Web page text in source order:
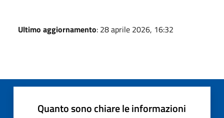
Ultimo aggiornamento: 28 aprile 2026, 16:32
Quanto sono chiare le informazioni